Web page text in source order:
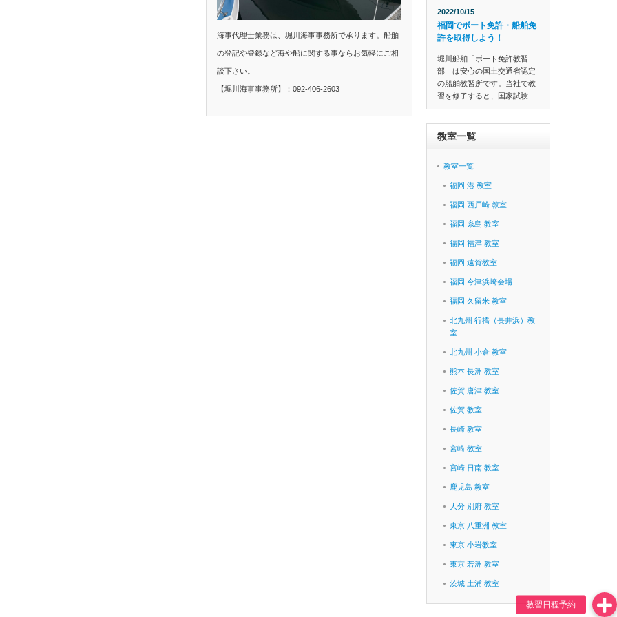
海事代理士業務は、堀川海事事務所で承ります。船舶
の登記や登録など海や船に関する事ならお気軽にご相
談下さい。
【堀川海事事務所】：092-406-2603
2022/10/15
福岡でボート免許・船舶免
許を取得しよう！
堀川船舶「ボート免許教習
部」は安心の国土交通省認定
の船舶教習所です。当社で教
習を修了すると、国家試験…
教室一覧
教室一覧
福岡 港 教室
福岡 西戸崎 教室
福岡 糸島 教室
福岡 福津 教室
福岡 遠賀教室
福岡 今津浜崎会場
福岡 久留米 教室
北九州 行橋（長井浜）教
室
北九州 小倉 教室
熊本 長洲 教室
佐賀 唐津 教室
佐賀 教室
長崎 教室
宮崎 教室
宮崎 日南 教室
鹿児島 教室
大分 別府 教室
東京 八重洲 教室
東京 小岩教室
東京 若洲 教室
茨城 土浦 教室